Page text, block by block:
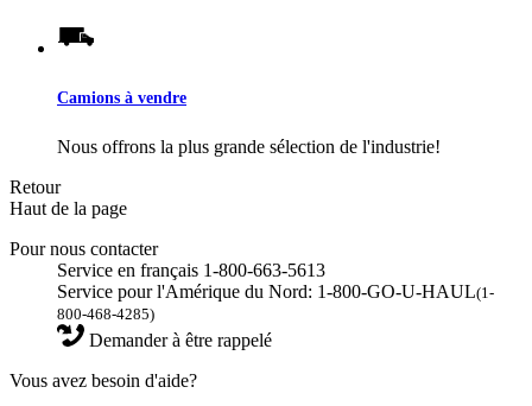
Camions à vendre
Nous offrons la plus grande sélection de l'industrie!
Retour
Haut de la page
Pour nous contacter
Service en français 1-800-663-5613
Service pour l'Amérique du Nord: 1-800-GO-U-HAUL(1-
800-468-4285)
Demander à être rappelé
Vous avez besoin d'aide?